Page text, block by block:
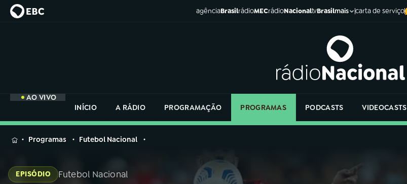
agênciaBrasilrádioMECrádioNacionaltvBrasilmais carta de serviço
AO VIVO
INÍCIO
A RÁDIO PROGRAMAÇÃO PROGRAMAS PODCASTS VIDEOCASTS
MENU
na
Rádio
Programas Futebol Nacional
EPISÓDIO Futebol Nacional